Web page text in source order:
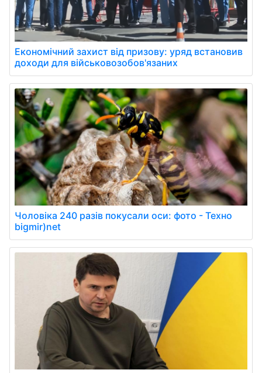
Економічний захист від призову: уряд встановив
доходи для військовозобов'язаних
Чоловіка 240 разів покусали оси: фото - Техно
bigmir)net